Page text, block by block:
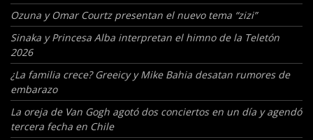
Ozuna y Omar Courtz presentan el nuevo tema “zizi”
Sinaka y Princesa Alba interpretan el himno de la Teletón
2026
¿La familia crece? Greeicy y Mike Bahia desatan rumores de
embarazo
La oreja de Van Gogh agotó dos conciertos en un día y agendó
tercera fecha en Chile